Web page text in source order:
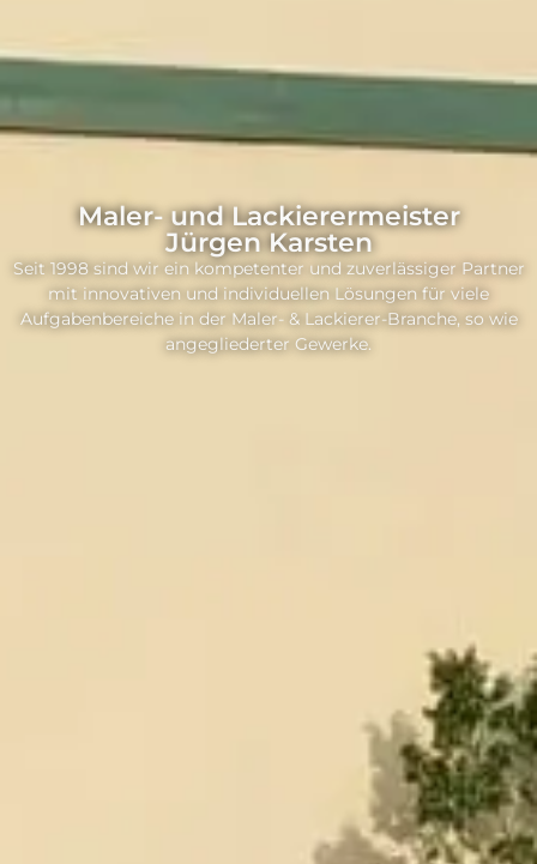
Maler- und Lackierermeister
Jürgen Karsten
Seit 1998 sind wir ein kompetenter und zuverlässiger Partner
mit innovativen und individuellen Lösungen für viele
Aufgabenbereiche in der Maler- & Lackierer-Branche, so wie
angegliederter Gewerke.